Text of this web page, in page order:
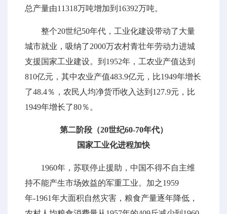
总产量由11318万吨增加到16392万吨。
整个20世纪50年代，工业化建设带动了大量
城市就业，吸纳了2000万农村青壮年劳动力进城
支援国家工业建设。到1952年，工农业产值达到
810亿元，其中农业产值483.9亿元，比1949年增长
了48.4％，农民人均净货币收入达到127.9元，比
1949年增长了80％。
第二阶段（20世纪60-70年代）
国家工业化进程加快
1960年，苏联停止援助，中国不得不自主维
持不能产生市场效益的军重工业。加之1959
年-1961年大面积自然灾害，粮食产量逐年降低，